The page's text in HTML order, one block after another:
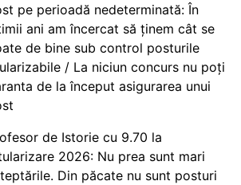
pe perioadă nedeterminată: În
ani am încercat să ținem cât se
de bine sub control posturile
/ La niciun concurs nu poți
de la început asigurarea unui
de Istorie cu 9.70 la
2026: Nu prea sunt mari
Din păcate nu sunt posturi